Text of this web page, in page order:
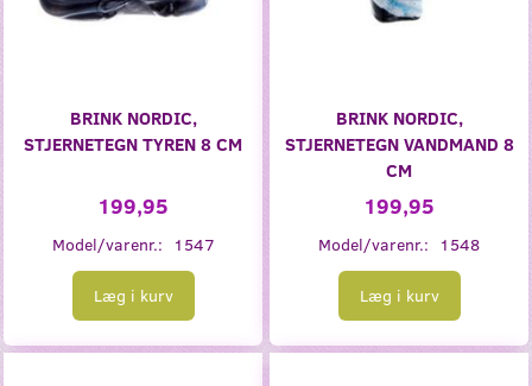
BRINK NORDIC,
STJERNETEGN TYREN 8 CM
199,95
Model/varenr.: 1547
Læg i kurv
BRINK NORDIC,
STJERNETEGN VANDMAND 8
CM
199,95
Model/varenr.: 1548
Læg i kurv